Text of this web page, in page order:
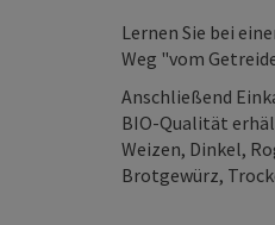
Lernen Sie bei
Weg "vom
Anschließend
BIO-Qualität
Weizen, Dinkel,
Brotgewürz,